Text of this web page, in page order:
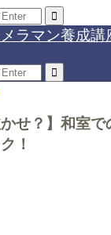
ラマン養成講
かせ？】和室
！